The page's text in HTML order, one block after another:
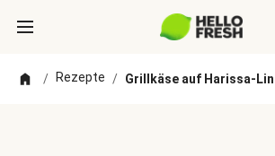
/ Rezepte / Grillkäse auf Harissa-